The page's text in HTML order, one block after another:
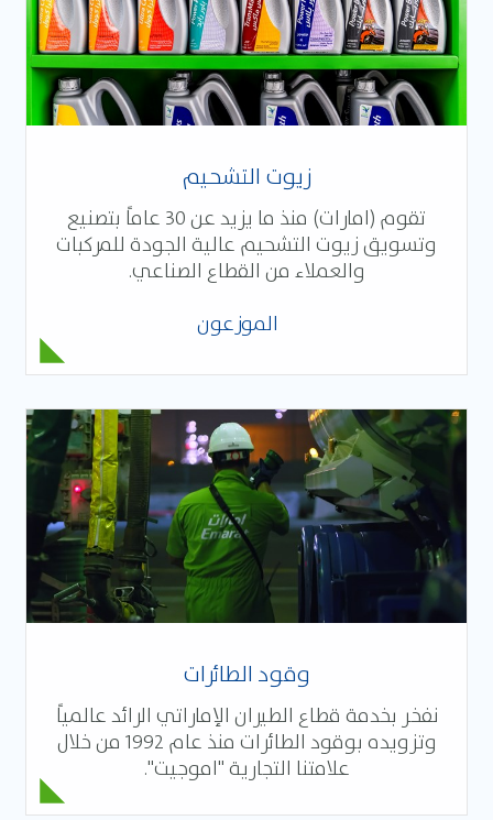
زيوت التشحيم
تقوم (امارات) منذ ما يزيد عن 30 عاماً بتصنيع
وتسويق زيوت التشحيم عالية الجودة للمركبات
والعملاء من القطاع الصناعي.
الموزعون
وقود الطائرات
نفخر بخدمة قطاع الطيران الإماراتي الرائد عالمياً
وتزويده بوقود الطائرات منذ عام 1992 من خلال
علامتنا التجارية "اموجيت".